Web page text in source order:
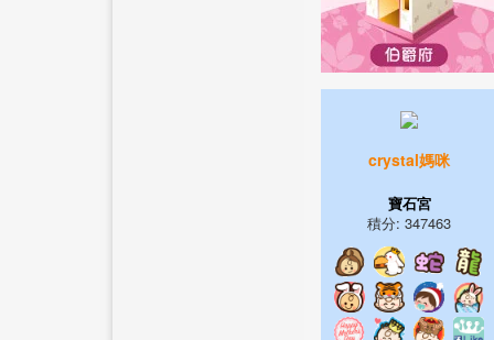
crystal媽咪
寶石宮
積分: 347463